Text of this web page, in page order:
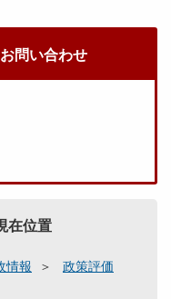
問い合わせ
在位置
情報
政策評価